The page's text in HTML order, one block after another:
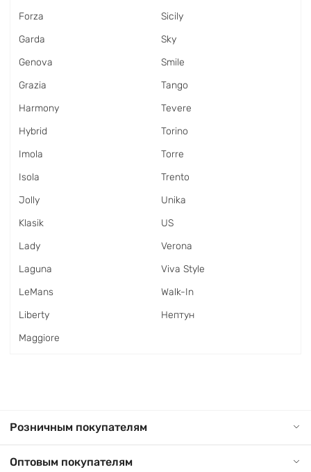
Forza
Garda
Genova
Grazia
Harmony
Hybrid
Imola
Isola
Jolly
Klasik
Lady
Laguna
LeMans
Liberty
Maggiore
Sicily
Sky
Smile
Tango
Tevere
Torino
Torre
Trento
Unika
US
Verona
Viva Style
Walk-In
Нептун
Розничным покупателям
Оптовым покупателям